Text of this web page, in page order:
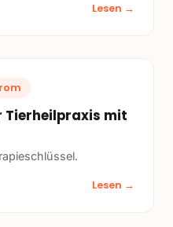
Lesen →
Tierheilpraxis mit
Lesen →